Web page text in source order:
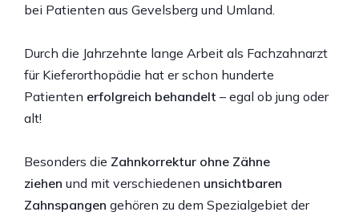
bei Patienten aus Gevelsberg und Umland.
Durch die Jahrzehnte lange Arbeit als Fachzahnarzt
für Kieferorthopädie hat er schon hunderte
Patienten erfolgreich behandelt – egal ob jung oder
alt!
Besonders die Zahnkorrektur ohne Zähne
ziehen und mit verschiedenen unsichtbaren
Zahnspangen gehören zu dem Spezialgebiet der